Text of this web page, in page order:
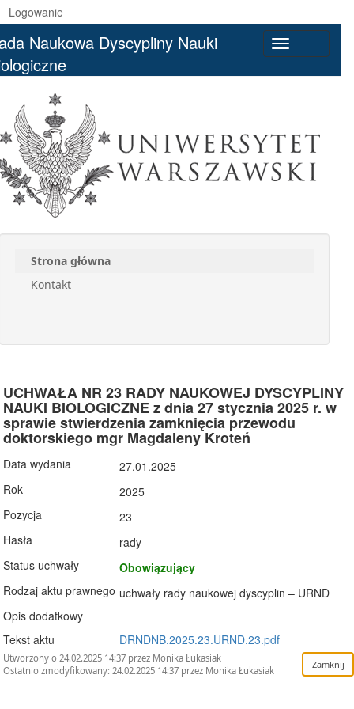
Logowanie
navigation
Naukowa Dyscypliny Nauki
Strona główna
Kontakt
UCHWAŁA NR 23 RADY NAUKOWEJ DYSCYPLINY
NAUKI BIOLOGICZNE z dnia 27 stycznia 2025 r. w
sprawie stwierdzenia zamknięcia przewodu
doktorskiego mgr Magdaleny Kroteń
Data wydania
27.01.2025
Rok
2025
Pozycja
23
Hasła
rady
Status uchwały
Obowiązujący
Rodzaj aktu prawnego uchwały rady naukowej dyscyplin – URND
Opis dodatkowy
Tekst aktu
DRNDNB.2025.23.URND.23.pdf
Utworzony o 24.02.2025 14:37 przez Monika Łukasiak
Ostatnio zmodyfikowany: 24.02.2025 14:37 przez Monika Łukasiak